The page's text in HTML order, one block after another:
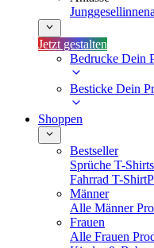
Jetzt gestalten
Bedrucke Dein
Besticke Dein
Shoppen
Bestseller
Sprüche T-Shirts
Fahrrad T-Shirt
Männer
Alle Männer
Frauen
Alle Frauen